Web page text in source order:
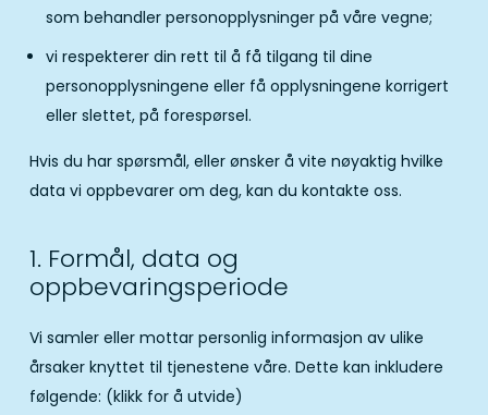
som behandler personopplysninger på våre vegne;
vi respekterer din rett til å få tilgang til dine
personopplysningene eller få opplysningene korrigert
eller slettet, på forespørsel.
Hvis du har spørsmål, eller ønsker å vite nøyaktig hvilke
data vi oppbevarer om deg, kan du kontakte oss.
1. Formål, data og
oppbevaringsperiode
Vi samler eller mottar personlig informasjon av ulike
årsaker knyttet til tjenestene våre. Dette kan inkludere
følgende: (klikk for å utvide)